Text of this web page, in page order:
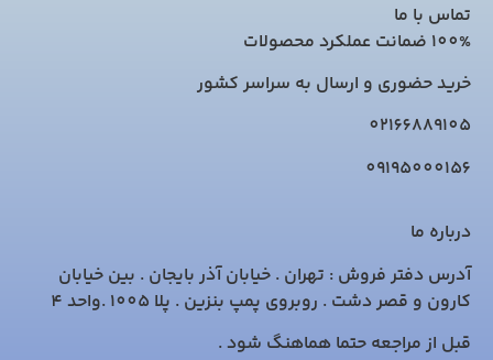
تماس با ما
100% ضمانت عملکرد محصولات
خرید حضوری و ارسال به سراسر کشور
02166889105
09195000156
درباره ما
آدرس دفتر فروش : تهران . خیابان آذر بایجان . بین خیابان
کارون و قصر دشت . روبروی پمپ بنزین . پلا 1005 .واحد 4
قبل از مراجعه حتما هماهنگ شود .